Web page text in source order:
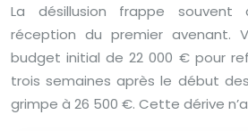
La désillusion frappe
réception du premier avenant.
budget initial de 22 000 € pour
trois semaines après le début
grimpe à 26 500 €. Cette dérive